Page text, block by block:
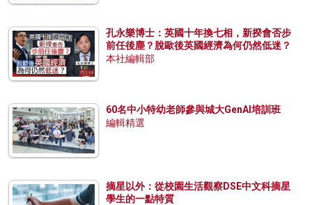
孔永樂博士：英國十年換七相，新揆會否步
前任後塵？脫歐後英國經濟為何仍然低迷？
本社編輯部
60名中小特幼老師參與城大GenAI培訓班
編輯精選
摘星以外：從校園生活觀察DSE中文科摘星
學生的一點特質